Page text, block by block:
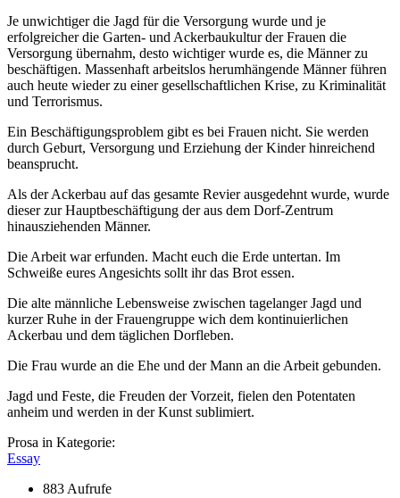
Je unwichtiger die Jagd für die Versorgung wurde und je
erfolgreicher die Garten- und Ackerbaukultur der Frauen die
Versorgung übernahm, desto wichtiger wurde es, die Männer zu
beschäftigen. Massenhaft arbeitslos herumhängende Männer führen
auch heute wieder zu einer gesellschaftlichen Krise, zu Kriminalität
und Terrorismus.
Ein Beschäftigungsproblem gibt es bei Frauen nicht. Sie werden
durch Geburt, Versorgung und Erziehung der Kinder hinreichend
beansprucht.
Als der Ackerbau auf das gesamte Revier ausgedehnt wurde, wurde
dieser zur Hauptbeschäftigung der aus dem Dorf-Zentrum
hinausziehenden Männer.
Die Arbeit war erfunden. Macht euch die Erde untertan. Im
Schweiße eures Angesichts sollt ihr das Brot essen.
Die alte männliche Lebensweise zwischen tagelanger Jagd und
kurzer Ruhe in der Frauengruppe wich dem kontinuierlichen
Ackerbau und dem täglichen Dorfleben.
Die Frau wurde an die Ehe und der Mann an die Arbeit gebunden.
Jagd und Feste, die Freuden der Vorzeit, fielen den Potentaten
anheim und werden in der Kunst sublimiert.
Prosa in Kategorie:
Essay
883 Aufrufe